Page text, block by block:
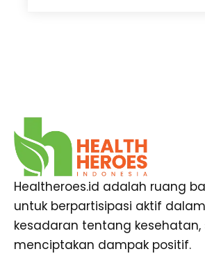
Healtheroes.id adalah ruang
untuk berpartisipasi aktif
kesadaran tentang kesehatan,
menciptakan dampak positif.